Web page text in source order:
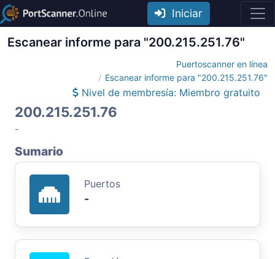
Iniciar
Escanear informe para "200.215.251.76"
Puertoscanner en línea
Escanear informe para "200.215.251.76"
Nivel de membresía: Miembro gratuito
200.215.251.76
-
Sumario
Puertos
-